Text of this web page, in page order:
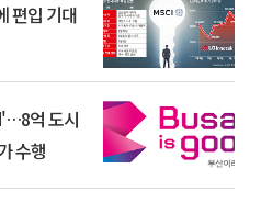
편입 기대
수행